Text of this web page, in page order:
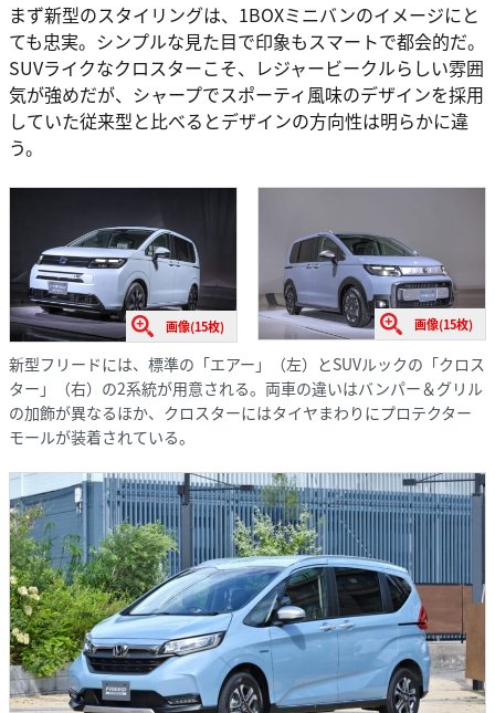
まず新型のスタイリングは、1BOXミニバンのイメージにと
ても忠実。シンプルな見た目で印象もスマートで都会的だ。
SUVライクなクロスターこそ、レジャービークルらしい雰囲
気が強めだが、シャープでスポーティ風味のデザインを採用
していた従来型と比べるとデザインの方向性は明らかに違
う。
画像(15枚) 画像(15枚)
新型フリードには、標準の「エアー」（左）とSUVルックの「クロス
ター」（右）の2系統が用意される。両車の違いはバンパー＆グリル
の加飾が異なるほか、クロスターにはタイヤまわりにプロテクター
モールが装着されている。